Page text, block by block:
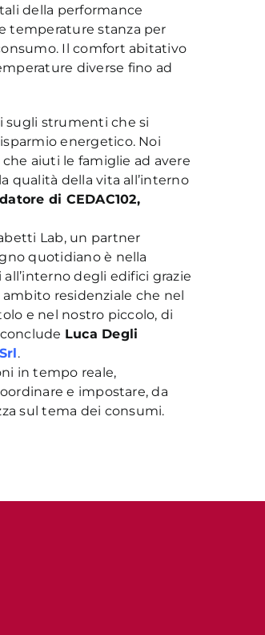
della performance
temperature stanza per
Il comfort abitativo
diverse fino ad
sugli strumenti che si
energetico. Noi
aiuti le famiglie ad avere
qualità della vita all’interno
di CEDAC102,
Lab, un partner
quotidiano è nella
degli edifici grazie
residenziale che nel
e nel nostro piccolo, di
Luca Degli
.
in tempo reale,
e impostare, da
sul tema dei consumi.